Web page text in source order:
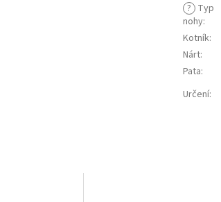
? Typ
nohy:
Kotník:
Nárt:
Pata:
Určení: